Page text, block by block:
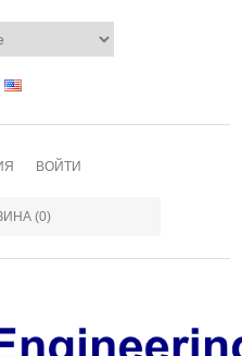
ВОЙТИ
(0)